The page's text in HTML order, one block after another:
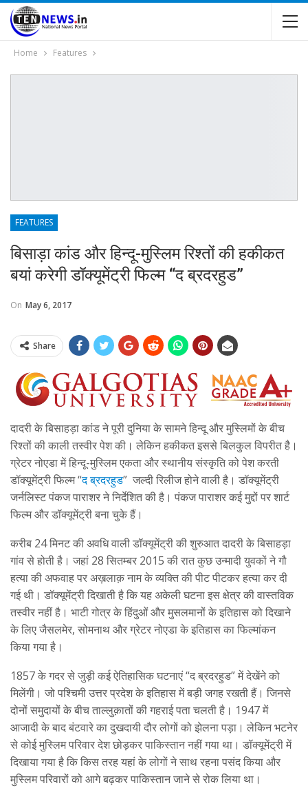
Home Features
FEATURES
बिसाड़ा कांड और हिन्दू-मुस्लिम रिश्तों की हकीकत
बयां करेगी डॉक्यूमेंट्री फिल्म “द ब्रदरहुड”
On May 6, 2017
Share
दादरी के बिसाहड़ा कांड ने पूरी दुनिया के सामने हिन्दू और मुस्लिमों के बीच
रिश्तों की काली तस्वीर पेश की। लेकिन हकीकत इससे बिलकुल विपरीत है।
ग्रेटर नोएडा में हिन्दू-मुस्लिम एकता और स्थानीय संस्कृति को पेश करती
डॉक्यूमेंट्री फिल्म “द ब्रदरहुड” जल्दी रिलीज होने वाली है। डॉक्यूमेंट्री
जर्नलिस्ट पंकज पाराशर ने निर्देशित की है। पंकज पाराशर कई मुद्दों पर शार्ट
फिल्म और डॉक्यूमेंट्री बना चुके हैं।
करीब 24 मिनट की अवधि वाली डॉक्यूमेंट्री की शुरुआत दादरी के बिसाहड़ा
गांव से होती है। जहां 28 सितम्बर 2015 की रात कुछ उन्मादी युवकों ने गौ
हत्या की अफवाह पर अख़लाक़ नाम के व्यक्ति की पीट पीटकर हत्या कर दी
गई थी। डॉक्यूमेंट्री दिखाती है कि यह अकेली घटना इस क्षेत्र की वास्तविक
तस्वीर नहीं है। भाटी गोत्र के हिंदुओं और मुसलमानों के इतिहास को दिखाने
के लिए जैसलमेर, सोमनाथ और ग्रेटर नोएडा के इतिहास का फिल्मांकन
किया गया है।
1857 के गदर से जुड़ी कई ऐतिहासिक घटनाएं “द ब्रदरहुड” में देखेंने को
मिलेंगी। जो पश्चिमी उत्तर प्रदेश के इतिहास में बड़ी जगह रखती हैं। जिनसे
दोनों समुदायों के बीच ताल्लुक़ातों की गहराई पता चलती है। 1947 में
आजादी के बाद बंटवारे का दुखदायी दौर लोगों को झेलना पड़ा। लेकिन भटनेर
से कोई मुस्लिम परिवार देश छोड़कर पाकिस्तान नहीं गया था। डॉक्यूमेंट्री में
दिखाया गया है कि किस तरह यहां के लोगों ने साथ रहना पसंद किया और
मुस्लिम परिवारों को आगे बढ़कर पाकिस्तान जाने से रोक लिया था।